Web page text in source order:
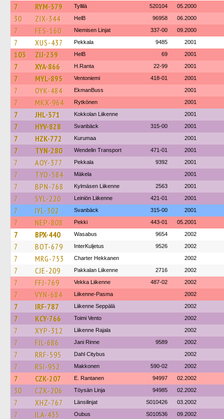
7 RYM-379 Tyllilä 520104 05.2000
30 ZIX-344 HelB 96958 06.2000
7 FES-160 Niemisen Linjat 337-00 09.2000
7 XUS-437 Pekkala 9485 2001
103 ZIJ-239 HelB 69 2001
7 XYA-866 H.Ranta 22-99 2001
7 MYL-895 Ventoniemi 418-01 2001
7 OYK-484 EkmanBuss 2001
7 MKX-964 Rytkönen 2001
7 JHL-371 Kokkolan Liikenne 2001
7 HYV-828 Svanbäck 315-00 2001
7 HZK-772 Kurumaa 2001
7 TYN-280 Wendelin Transport 471-01 2001
7 AOY-377 Pekkala 9392 2001
7 TYO-584 Mäkela 2001
7 BPN-768 Kylmäsen Liikenne 2563 2001
7 SYL-220 Leiniön Liikenne 421-01 2001
7 IYL-302 Svanbäck 315-00 2001
7 NEP-808 Pekki 443-01 05.2001
7 BPX-440 Wasabus 9654 2002
7 BOT-679 InterKuljetus 9526 2002
7 MRG-753 Charter Hekkanen 2002
7 CJE-209 Pakkalan Liikenne 2716 2002
7 FFJ-769 Vekka Liikenne 487-02 2002
7 VYN-684 Liikenne-Pasma 2002
7 IRF-787 Liikenne Seppälä 2002
7 KCY-766 Toimi Vento 2002
7 XYP-312 Liikenne Rajala 2002
7 FJL-686 Jani Rinne 9589 2002
7 RRF-595 Dahl Citybus 2002
7 RSI-952 Makkonen 590-02 2002
7 CZK-207 E. Rantanen 94997 02.2002
30 CZK-206 Töysän Linja 94985 02.2002
7 XHZ-767 Länsilinjat S010426 03.2002
7 ILA-435 Oubus S010536 09.2002